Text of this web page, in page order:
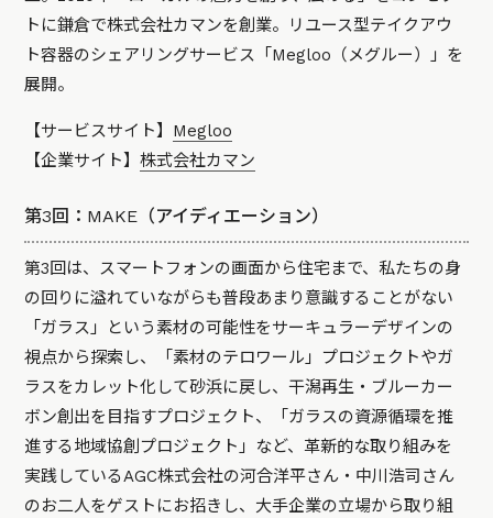
トに鎌倉で株式会社カマンを創業。リユース型テイクアウ
ト容器のシェアリングサービス「Megloo（メグルー）」を
展開。
【サービスサイト】 Megloo
【企業サイト】株式会社カマン
第3回：MAKE（アイディエーション）
第3回は、スマートフォンの画面から住宅まで、私たちの身
の回りに溢れていながらも普段あまり意識することがない
「ガラス」という素材の可能性をサーキュラーデザインの
視点から探索し、「素材のテロワール」プロジェクトやガ
ラスをカレット化して砂浜に戻し、干潟再生・ブルーカー
ボン創出を目指すプロジェクト、「ガラスの資源循環を推
進する地域協創プロジェクト」など、革新的な取り組みを
実践しているAGC株式会社の河合洋平さん・中川浩司さん
のお二人をゲストにお招きし、大手企業の立場から取り組